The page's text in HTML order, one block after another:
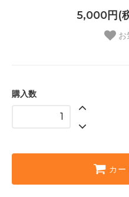
5,000円(
お
購入数
カー